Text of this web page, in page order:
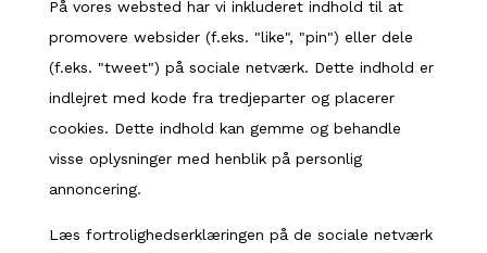
På vores websted har vi inkluderet indhold til at
promovere websider (f.eks. "like", "pin") eller dele
(f.eks. "tweet") på sociale netværk. Dette indhold er
indlejret med kode fra tredjeparter og placerer
cookies. Dette indhold kan gemme og behandle
visse oplysninger med henblik på personlig
annoncering.
Læs fortrolighedserklæringen på de sociale netværk